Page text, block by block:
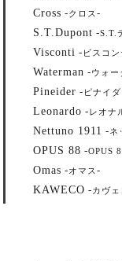
Cross -クロス -
S.T.Dupont -S.T.
Visconti - ビスコ
Waterman -ウォー
Pineider - ピナイ
Leonardo -レオナ
Nettuno 1911 -ネ
OPUS 88 -OPUS
Omas -オマス -
KAWECO -カヴェ